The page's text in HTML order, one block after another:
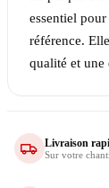
essentiel
référence.
qualité et une
Livraison
Sur votre